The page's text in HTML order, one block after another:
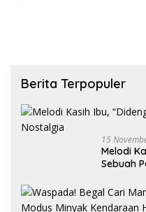
Berita Terpopuler
15
Melodi
Sebuah